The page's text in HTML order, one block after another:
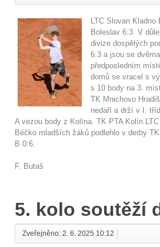
LTC Slovan Kladno
Boleslav 6:3. V
divize dospělých
6:3 a jsou se
předposledním
domů se vracel s
s 10 body na 3.
TK Mnichovo
nedaří a drží v I.
A vezou body z Kolína. TK PTA Kolín
Béčko mladších žáků podlehlo v derby
B 0:6.
F. Butaš
5. kolo soutěží
Zveřejněno: 2. 6. 2025 10:12